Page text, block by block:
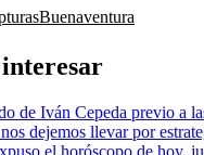
Buenaventura
de Iván Cepeda previo a
dejemos llevar por
el horóscopo de hoy,